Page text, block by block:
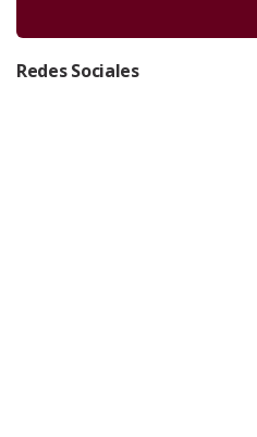
Redes Sociales